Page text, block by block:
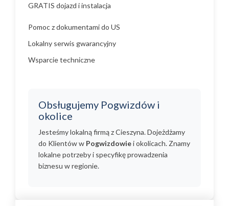
GRATIS dojazd i instalacja
Pomoc z dokumentami do US
Lokalny serwis gwarancyjny
Wsparcie techniczne
Obsługujemy Pogwizdów i
okolice
Jesteśmy lokalną firmą z Cieszyna. Dojeżdżamy
do Klientów w Pogwizdowiei okolicach. Znamy
lokalne potrzeby i specyfikę prowadzenia
biznesu w regionie.